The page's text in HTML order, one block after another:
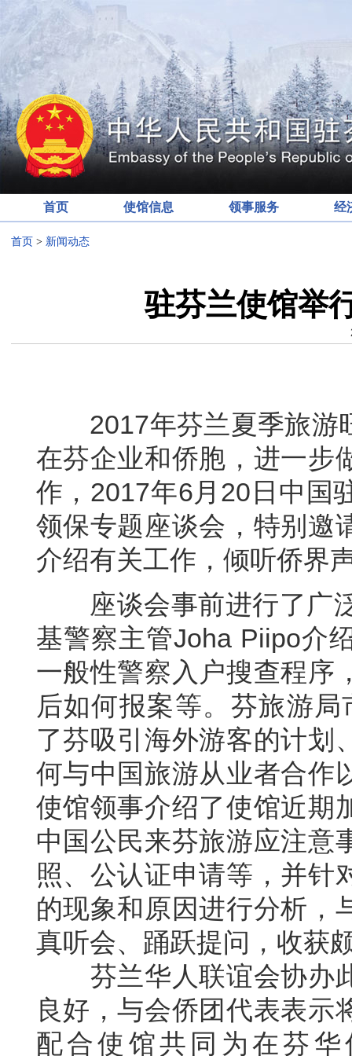
首页 使馆信息 领事服务 经
首页 > 新闻动态
驻芬兰使馆举
2017年芬兰夏季旅游
在芬企业和侨胞，进一步
作， 2017年6月 20 日中国
领保专题座谈会 ， 特别邀
介绍有关工作，倾听侨界
座谈会事前进行了广
基警察主管Joha Piipo介
一般性警察入户搜查程序
后如何报案等。芬旅游局
了芬吸引海外游客的计划
何与中国旅游从业者合作
使馆领事介绍了使馆近期
中国公民来芬旅游应注意
照、公认证申请等 ， 并针
的现象和原因进行分析，
真听会、踊跃提问，收获
芬兰华人联谊会协办
良好，与会侨团代表表示
配合使馆共同为在芬